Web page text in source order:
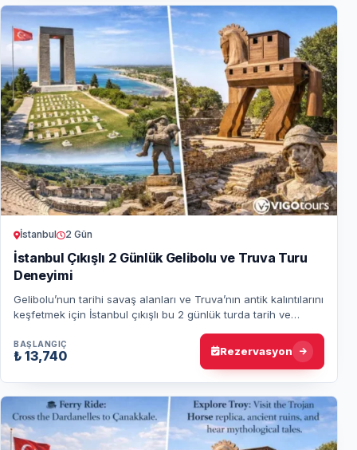
İstanbul 2 Gün
İstanbul Çıkışlı 2 Günlük Gelibolu ve Truva Turu
Deneyimi
Gelibolu’nun tarihi savaş alanları ve Truva’nın antik kalıntılarını
keşfetmek için İstanbul çıkışlı bu 2 günlük turda tarih ve
BAŞLANGIÇ
₺ 13,740 Rezervasyon